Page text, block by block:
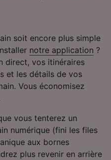
soit encore plus simple
notre application ?
direct, vos itinéraires
et les détails de vos
Vous économisez
vous tenterez un
numérique (fini les files
aux bornes
plus revenir en arrière